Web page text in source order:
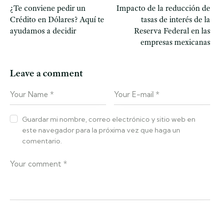
¿Te conviene pedir un
Crédito en Dólares? Aquí te
ayudamos a decidir
Impacto de la reducción de
tasas de interés de la
Reserva Federal en las
empresas mexicanas
Leave a comment
Guardar mi nombre, correo electrónico y sitio web en
este navegador para la próxima vez que haga un
comentario.